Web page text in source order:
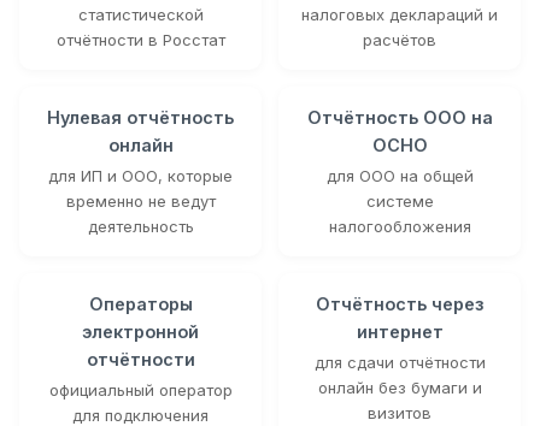
статистической
отчётности в Росстат
налоговых деклараций и
расчётов
Нулевая отчётность
онлайн
для ИП и ООО, которые
временно не ведут
деятельность
Отчётность ООО на
ОСНО
для ООО на общей
системе
налогообложения
Операторы
электронной
отчётности
официальный оператор
для подключения
Отчётность через
интернет
для сдачи отчётности
онлайн без бумаги и
визитов